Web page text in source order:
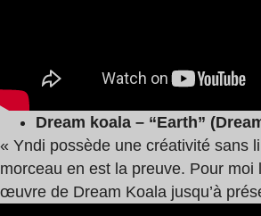
Dream koala – “Earth”
« Yndi possède une créativité sans
morceau en est la preuve. Pour moi
œuvre de Dream Koala jusqu’à